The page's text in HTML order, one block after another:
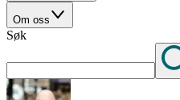
Om oss
Søk